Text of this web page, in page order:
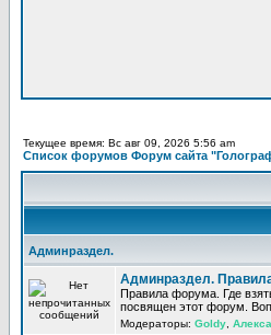
Текущее время: Вс авг 09, 2026 5:56 am
Список форумов Форум сайта
Админраздел.
Админраздел.
Правила форума. Где
посвящен этот форум.
Модераторы: Goldy